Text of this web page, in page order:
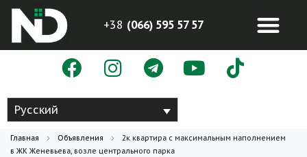
+38 (066) 595 57 57
Русский
Главная Объявления
2к квартира с максимальным наполнением
в ЖК Женевьева, возле центрального парка